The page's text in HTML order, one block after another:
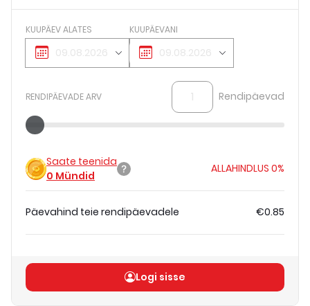
KUUPÄEV ALATES KUUPÄEVANI
RENDIPÄEVADE ARV Rendipäevad
Saate teenida
0 Mündid
ALLAHINDLUS 0%
Päevahind teie rendipäevadele €0.85
Logi sisse